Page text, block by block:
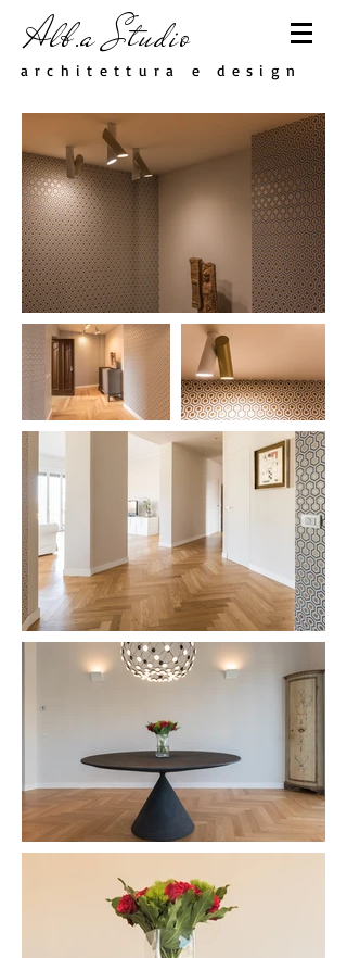
Alb.a Studio
architettura e design